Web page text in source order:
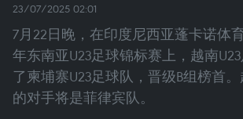
23/07/2025 02:01
7月22日晚，在印度尼西亚蓬卡诺体
年东南亚U23足球锦标赛上，越南
了柬埔寨U23足球队，晋级B组榜首
的对手将是菲律宾队。